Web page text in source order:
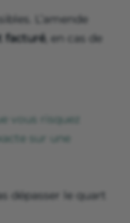
L’amende
facturé, en cas de
vous risquez
sur une
dépasser le quart